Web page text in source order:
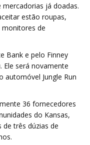
já doadas.
estão roupas,
de
Bank e pelo Finney
Ele será novamente
Jungle Run
36 fornecedores
do Kansas,
três dúzias de